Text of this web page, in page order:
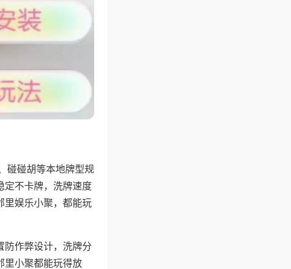
碰碰胡等本地牌型规
定不卡牌，洗牌速度
里娱乐小聚，都能玩
防作弊设计，洗牌分
里小聚都能玩得放